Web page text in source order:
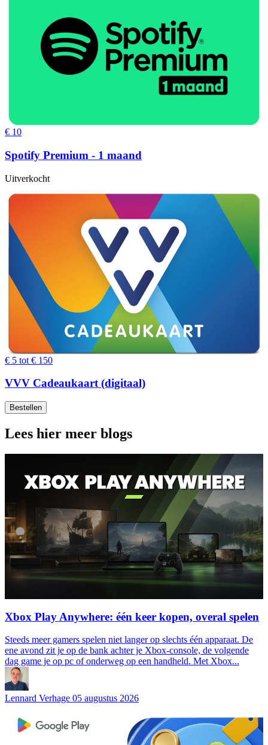
€ 10
Spotify Premium - 1 maand
Uitverkocht
€ 5 tot € 150
VVV Cadeaukaart (digitaal)
Bestellen
Lees hier meer blogs
Xbox Play Anywhere: één keer kopen, overal spelen
Steeds meer gamers spelen niet langer op slechts één apparaat. De
ene avond zit je op de bank achter je Xbox-console, de volgende
dag game je op pc of onderweg op een handheld. Met Xbox...
Lennard Verhage 05 augustus 2026